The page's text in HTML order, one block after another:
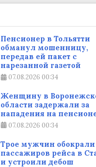
Пенсионер в Тольятти
обманул мошенницу,
передав ей пакет с
нарезанной газетой
07.08.2026 00:34
Женщину в
области задержали за
нападения на
07.08.2026 00:34
Трое мужчин обокрали
пассажиров рейса в
и устроили дебош